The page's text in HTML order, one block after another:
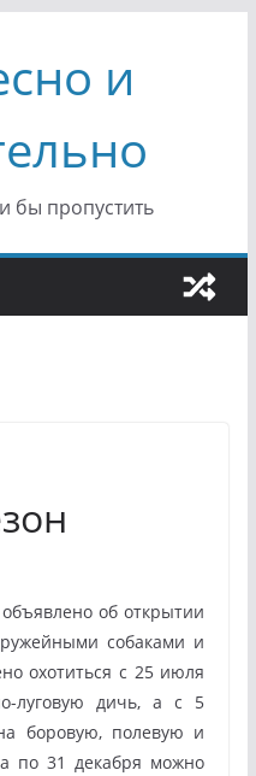
и
бы пропустить
об открытии
собаками и
охотиться с 25 июля
луговую дичь, а с 5
боровую, полевую и
по 31 декабря можно